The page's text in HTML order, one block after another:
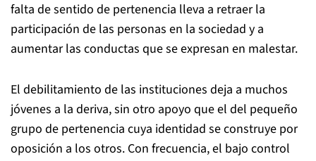
falta de sentido de pertenencia lleva a retraer la
participación de las personas en la sociedad y a
aumentar las conductas que se expresan en malestar.
El debilitamiento de las instituciones deja a muchos
jóvenes a la deriva, sin otro apoyo que el del pequeño
grupo de pertenencia cuya identidad se construye por
oposición a los otros. Con frecuencia, el bajo control